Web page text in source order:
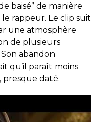
baisé” de manière
le rappeur. Le clip suit
une atmosphère
de plusieurs
abandon
qu’il paraît moins
presque daté.